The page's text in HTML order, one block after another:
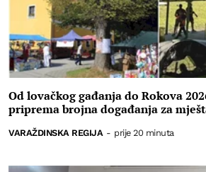
Od lovačkog gađanja do Rokova
priprema brojna događanja za
VARAŽDINSKA REGIJA - prije 20 minuta